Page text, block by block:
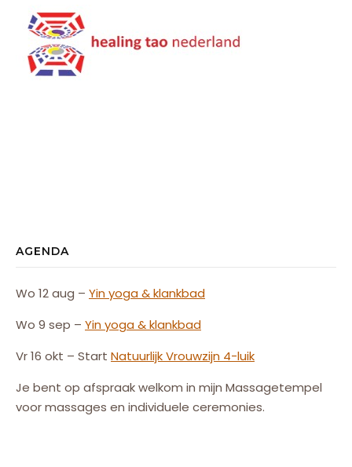
AGENDA
Wo 12 aug – Yin yoga & klankbad
Wo 9 sep – Yin yoga & klankbad
Vr 16 okt – Start NatuurlijkVrouwzijn 4-luik
Je bent op afspraak welkom in mijn Massagetempel
voor massages en individuele ceremonies.